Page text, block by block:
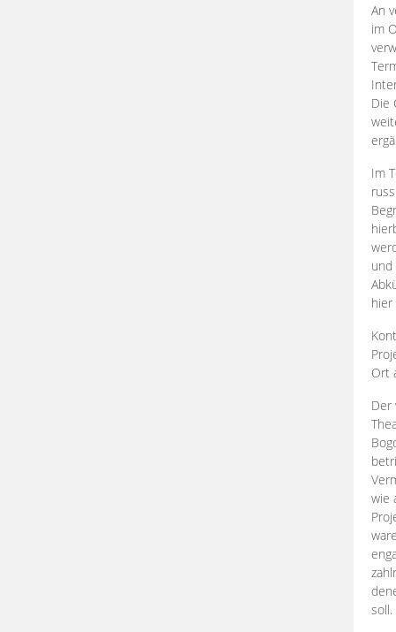
An
im
Die
Im
und
Ort
Der
wie
zahlr
soll.